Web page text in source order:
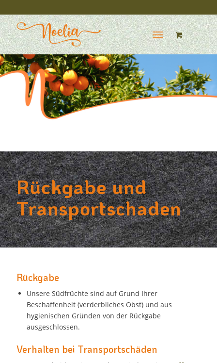
Rückgabe und
Transportschaden
Rückgabe
Unsere Südfrüchte sind auf Grund Ihrer
Beschaffenheit (verderbliches Obst) und aus
hygienischen Gründen von der Rückgabe
ausgeschlossen.
Verhalten bei Transportschäden